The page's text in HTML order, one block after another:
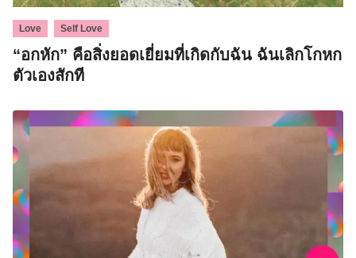
Love Self Love
“อกหัก” คือสิ่งยอดเยี่ยมที่เกิดกับฉัน ฉันเลิกโกหก
ตัวเองสักที